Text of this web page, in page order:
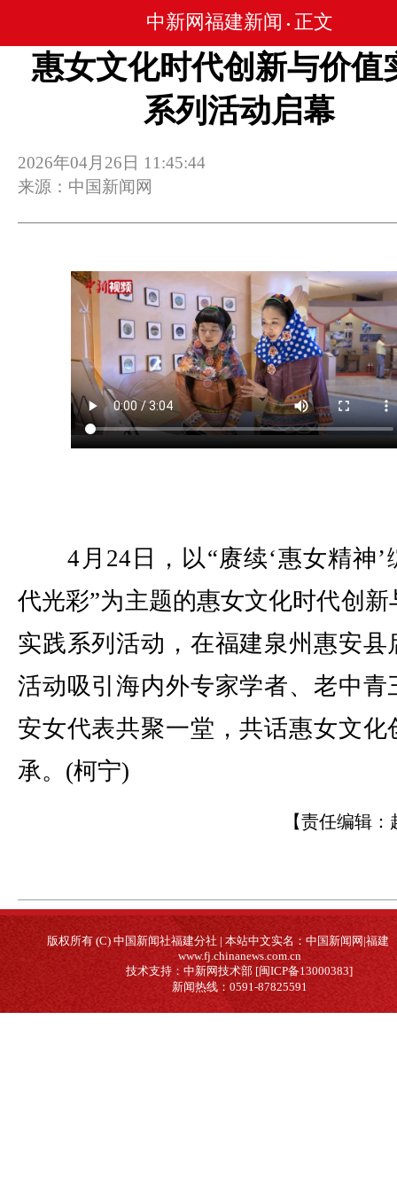
中新网福建新闻 • 正文
惠女文化时代创新与价值
系列活动启幕
2026年04月26日 11:45:44
来源：中国新闻网
4月24日，以“赓续‘惠女精神’
代光彩”为主题的惠女文化时代创新
实践系列活动，在福建泉州惠安县
活动吸引海内外专家学者、老中青
安女代表共聚一堂，共话惠女文化
承。(柯宁)
【责任编辑：
版权所有 (C) 中国新闻社福建分社 | 本站中文实名：中国新闻网|福建
www.fj.chinanews.com.cn
技术支持：中新网技术部 [闽ICP备13000383]
新闻热线：0591-87825591